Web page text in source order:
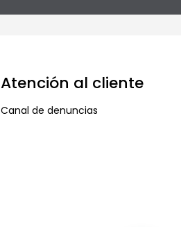
Atención al cliente
Canal de denuncias